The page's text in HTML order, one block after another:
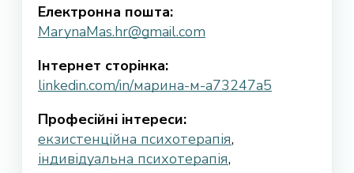
Електронна пошта:
MarynaMas.hr@gmail.com
Інтернет сторінка:
linkedin.com/in/марина-м-a73247a5
Професійні інтереси:
екзистенційна психотерапія,
індивідуальна психотерапія,